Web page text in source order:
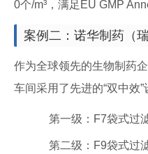
0个/m³，满足EU GMP
案例二：诺华制药（
作为全球领先的生物制药
车间采用了先进的“双中效”
第一级：F7袋式过
第二级：F9袋式过